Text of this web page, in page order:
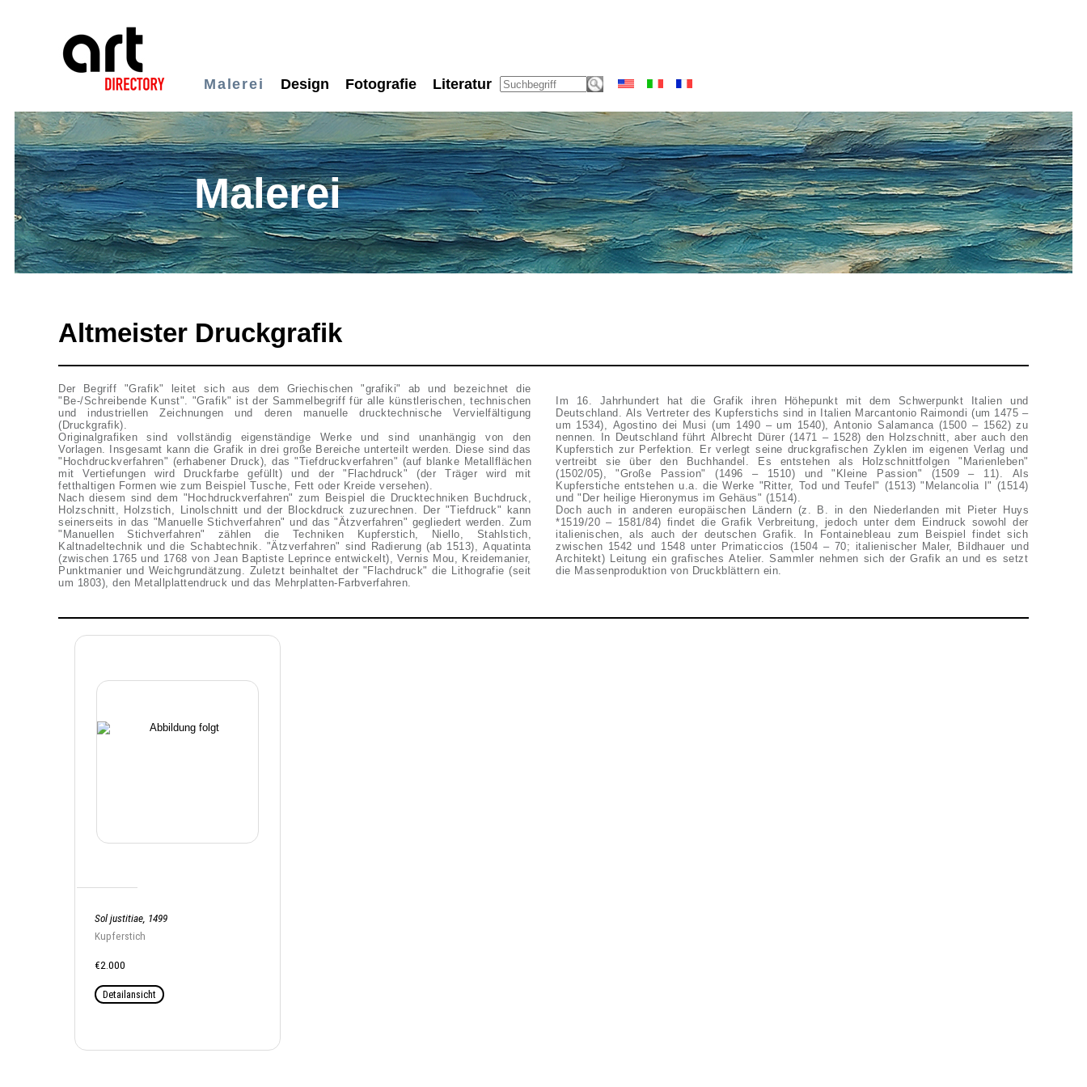
Malerei Design Fotografie Literatur
Malerei
Altmeister Druckgrafik
Der Begriff "Grafik" leitet sich aus dem Griechischen "grafiki" ab und bezeichnet die
"Be-/Schreibende Kunst". "Grafik" ist der Sammelbegriff für alle künstlerischen, technischen
und industriellen Zeichnungen und deren manuelle drucktechnische Vervielfältigung
(Druckgrafik).
Originalgrafiken sind vollständig eigenständige Werke und sind unanhängig von den
Vorlagen. Insgesamt kann die Grafik in drei große Bereiche unterteilt werden. Diese sind das
"Hochdruckverfahren" (erhabener Druck), das "Tiefdruckverfahren" (auf blanke Metallflächen
mit Vertiefungen wird Druckfarbe gefüllt) und der "Flachdruck" (der Träger wird mit
fetthaltigen Formen wie zum Beispiel Tusche, Fett oder Kreide versehen).
Nach diesem sind dem "Hochdruckverfahren" zum Beispiel die Drucktechniken Buchdruck,
Holzschnitt, Holzstich, Linolschnitt und der Blockdruck zuzurechnen. Der "Tiefdruck" kann
seinerseits in das "Manuelle Stichverfahren" und das "Ätzverfahren" gegliedert werden. Zum
"Manuellen Stichverfahren" zählen die Techniken Kupferstich, Niello, Stahlstich,
Kaltnadeltechnik und die Schabtechnik. "Ätzverfahren" sind Radierung (ab 1513), Aquatinta
(zwischen 1765 und 1768 von Jean Baptiste Leprince entwickelt), Vernis Mou, Kreidemanier,
Punktmanier und Weichgrundätzung. Zuletzt beinhaltet der "Flachdruck" die Lithografie (seit
um 1803), den Metallplattendruck und das Mehrplatten-Farbverfahren.
Im 16. Jahrhundert hat die Grafik ihren Höhepunkt mit dem Schwerpunkt Italien und
Deutschland. Als Vertreter des Kupferstichs sind in Italien Marcantonio Raimondi (um 1475 –
um 1534), Agostino dei Musi (um 1490 – um 1540), Antonio Salamanca (1500 – 1562) zu
nennen. In Deutschland führt Albrecht Dürer (1471 – 1528) den Holzschnitt, aber auch den
Kupferstich zur Perfektion. Er verlegt seine druckgrafischen Zyklen im eigenen Verlag und
vertreibt sie über den Buchhandel. Es entstehen als Holzschnittfolgen "Marienleben"
(1502/05), "Große Passion" (1496 – 1510) und "Kleine Passion" (1509 – 11). Als
Kupferstiche entstehen u.a. die Werke "Ritter, Tod und Teufel" (1513) "Melancolia I" (1514)
und "Der heilige Hieronymus im Gehäus" (1514).
Doch auch in anderen europäischen Ländern (z. B. in den Niederlanden mit Pieter Huys
*1519/20 – 1581/84) findet die Grafik Verbreitung, jedoch unter dem Eindruck sowohl der
italienischen, als auch der deutschen Grafik. In Fontainebleau zum Beispiel findet sich
zwischen 1542 und 1548 unter Primaticcios (1504 – 70; italienischer Maler, Bildhauer und
Architekt) Leitung ein grafisches Atelier. Sammler nehmen sich der Grafik an und es setzt
die Massenproduktion von Druckblättern ein.
Sol justitiae, 1499
Kupferstich
€2.000
Detailansicht